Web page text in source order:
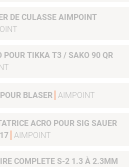
DE CULASSE AIMPOINT
POUR TIKKA T3 / SAKO 90 QR
BLASER AIMPOINT
ACRO POUR SIG SAUER
AIMPOINT
COMPLETE S-2 1.3 À 2.3MM